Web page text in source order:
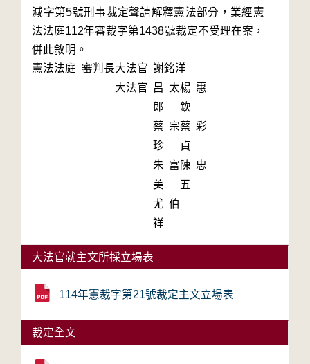
減字第5號刑事裁定聲請解釋憲法部分，業經憲
法法庭112年審裁字第1438號裁定不受理在案，
併此敘明。
憲法法庭 審判長大法官 謝銘洋
大法官 呂太
郎
楊惠
欽
蔡宗
珍
蔡彩
貞
朱富
美
陳忠
五
尤伯
祥
大法官就主文所採立場表
114年憲裁字第21號裁定主文立場表
裁定全文